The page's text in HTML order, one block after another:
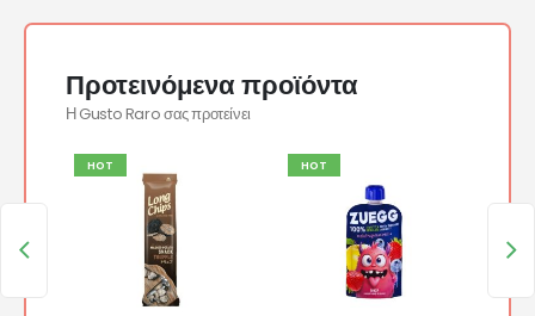
Προτεινόμενα προϊόντα
Η Gusto Raro σας προτείνει
HOT HOT